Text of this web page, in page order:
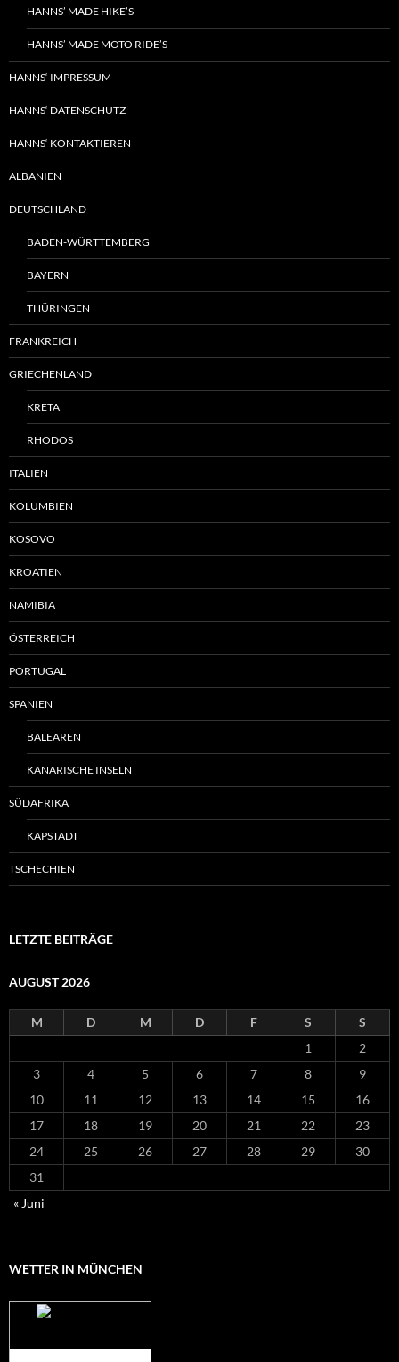
HANNS’ MADE HIKE’S
HANNS’ MADE MOTO RIDE’S
HANNS‘ IMPRESSUM
HANNS‘ DATENSCHUTZ
HANNS‘ KONTAKTIEREN
ALBANIEN
DEUTSCHLAND
BADEN-WÜRTTEMBERG
BAYERN
THÜRINGEN
FRANKREICH
GRIECHENLAND
KRETA
RHODOS
ITALIEN
KOLUMBIEN
KOSOVO
KROATIEN
NAMIBIA
ÖSTERREICH
PORTUGAL
SPANIEN
BALEAREN
KANARISCHE INSELN
SÜDAFRIKA
KAPSTADT
TSCHECHIEN
LETZTE BEITRÄGE
AUGUST 2026
M D M D F S
S
1
2
3
4 5 6 7 8
9
10
11 12 13 14 15
16
17
18 19 20 21 22
23
24
25 26 27 28 29
30
31
« Juni
WETTER IN MÜNCHEN